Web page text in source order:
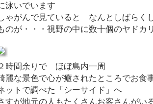
泳いでいます
ゃがんで見ていると なんとしばらく
のが・・・視野の中に数十個のヤドカ
時間余りで ほぼ島内一周
麗な景色で心が癒されたところでお食
ットで調べた「シーサイド」へ
すが地元の人もたくさんお客さんがい